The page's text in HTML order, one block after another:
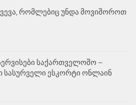
რომლებიც უნდა მოვიშოროთ
საქართველოშო –
სასურველი ესკორტი ონლაინ